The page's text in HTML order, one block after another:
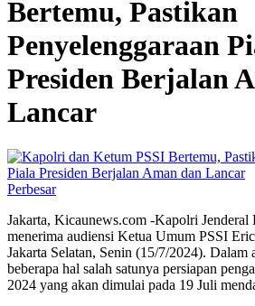
Bertemu, Pastikan
Penyelenggaraan
Presiden Berjalan
Lancar
Perbesar
Jakarta, Kicaunews.com -Kapolri
menerima audiensi Ketua Umum PSSI
Jakarta Selatan, Senin (15/7/2024). Dalam
beberapa hal salah satunya persiapan
2024 yang akan dimulai pada 19 Juli